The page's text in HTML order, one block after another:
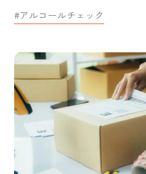
アルコールチェック